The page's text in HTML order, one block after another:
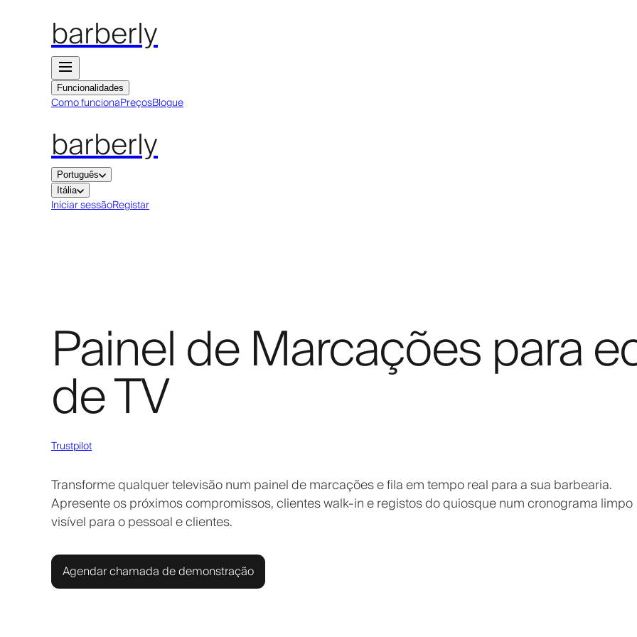
barberly
Funcionalidades
Como funcionaPreçosBlogue
barberly
Português
Itália
Iniciar sessãoRegistar
Painel de Marcações para
de TV
Trustpilot
Transforme qualquer televisão num painel de marcações e fila em tempo real para a sua barbearia.
Apresente os próximos compromissos, clientes walk-in e registos do quiosque num cronograma limpo
visível para o pessoal e clientes.
Agendar chamada de demonstração